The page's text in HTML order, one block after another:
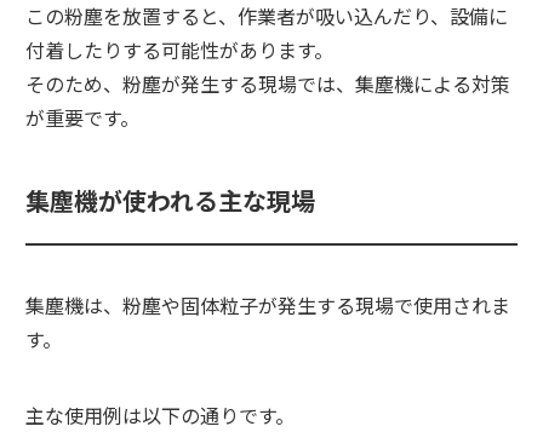
この粉塵を放置すると、作業者が吸い込んだり、設備に
付着したりする可能性があります。
そのため、粉塵が発生する現場では、集塵機による対策
が重要です。
集塵機が使われる主な現場
集塵機は、粉塵や固体粒子が発生する現場で使用されま
す。
主な使用例は以下の通りです。